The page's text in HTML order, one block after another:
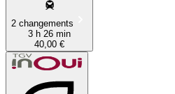
2 changements
3 h 26 min
40,00 €